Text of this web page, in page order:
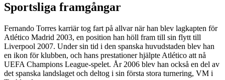
Sportsliga framgångar
Fernando Torres karriär tog fart på allvar när han blev lagkapten för
Atlético Madrid 2003, en position han höll fram till sin flytt till
Liverpool 2007. Under sin tid i den spanska huvudstaden blev han
en ikon för klubben, och hans prestationer hjälpte Atlético att nå
UEFA Champions League-spelet. År 2006 blev han också en del av
det spanska landslaget och deltog i sin första stora turnering, VM i